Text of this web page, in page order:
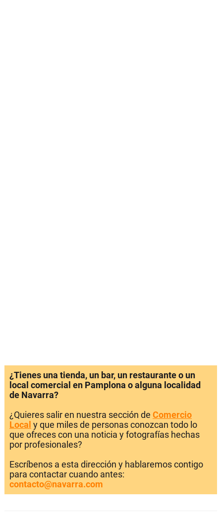
¿Tienes una tienda, un bar, un restaurante o un
local comercial en Pamplona o alguna localidad
de Navarra?
¿Quieres salir en nuestra sección de Comercio
Local y que miles de personas conozcan todo lo
que ofreces con una noticia y fotografías hechas
por profesionales?
Escríbenos a esta dirección y hablaremos contigo
para contactar cuando antes:
contacto@navarra.com